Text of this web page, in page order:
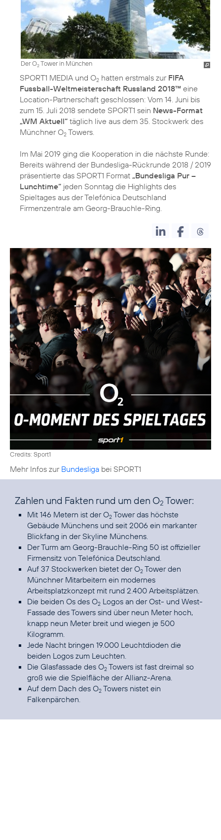
Der O2Tower in München
SPORT1 MEDIA und O2 hatten erstmals zur FIFA
Fussball-Weltmeisterschaft Russland 2018™ eine
Location-Partnerschaft geschlossen: Vom 14. Juni bis
zum 15. Juli 2018 sendete SPORT1 sein News-Format
„WM Aktuell“ täglich live aus dem 35. Stockwerk des
Münchner O2 Towers.
Im Mai 2019 ging die Kooperation in die nächste Runde:
Bereits während der Bundesliga-Rückrunde 2018 / 2019
präsentierte das SPORT1 Format „Bundesliga Pur –
Lunchtime“ jeden Sonntag die Highlights des
Spieltages aus der Telefónica Deutschland
Firmenzentrale am Georg-Brauchle-Ring.
Credits: Sport1
Mehr Infos zur Bundesliga bei SPORT1
Zahlen und Fakten rund um den O2 Tower:
Mit 146 Metern ist der O2 Tower das höchste
Gebäude Münchens und seit 2006 ein markanter
Blickfang in der Skyline Münchens.
Der Turm am Georg-Brauchle-Ring 50 ist offizieller
Firmensitz von Telefónica Deutschland.
Auf 37 Stockwerken bietet der O2 Tower den
Münchner Mitarbeitern ein modernes
Arbeitsplatzkonzept mit rund 2.400 Arbeitsplätzen.
Die beiden Os des O2 Logos an der Ost- und West-
Fassade des Towers sind über neun Meter hoch,
knapp neun Meter breit und wiegen je 500
Kilogramm.
Jede Nacht bringen 19.000 Leuchtdioden die
beiden Logos zum Leuchten.
Die Glasfassade des O2 Towers ist fast dreimal so
groß wie die Spielfläche der Allianz-Arena.
Auf dem Dach des O2 Towers nistet ein
Falkenpärchen.